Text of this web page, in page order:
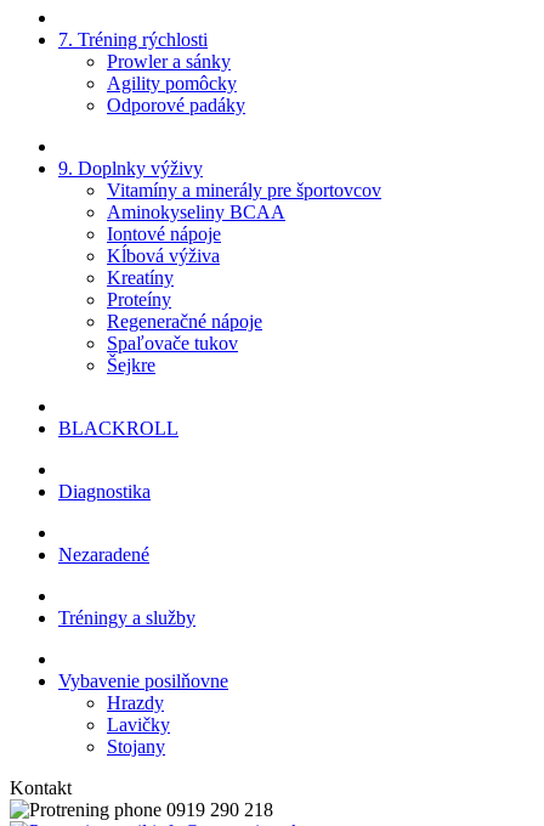
7. Tréning rýchlosti
Prowler a sánky
Agility pomôcky
Odporové padáky
9. Doplnky výživy
Vitamíny a minerály pre športovcov
Aminokyseliny BCAA
Iontové nápoje
Kĺbová výživa
Kreatíny
Proteíny
Regeneračné nápoje
Spaľovače tukov
Šejkre
BLACKROLL
Diagnostika
Nezaradené
Tréningy a služby
Vybavenie posilňovne
Hrazdy
Lavičky
Stojany
Kontakt
0919 290 218